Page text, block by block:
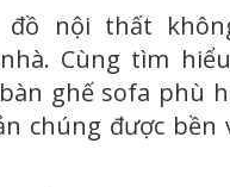
đồ nội thất
Cùng tìm
ghế sofa phù
chúng được bền